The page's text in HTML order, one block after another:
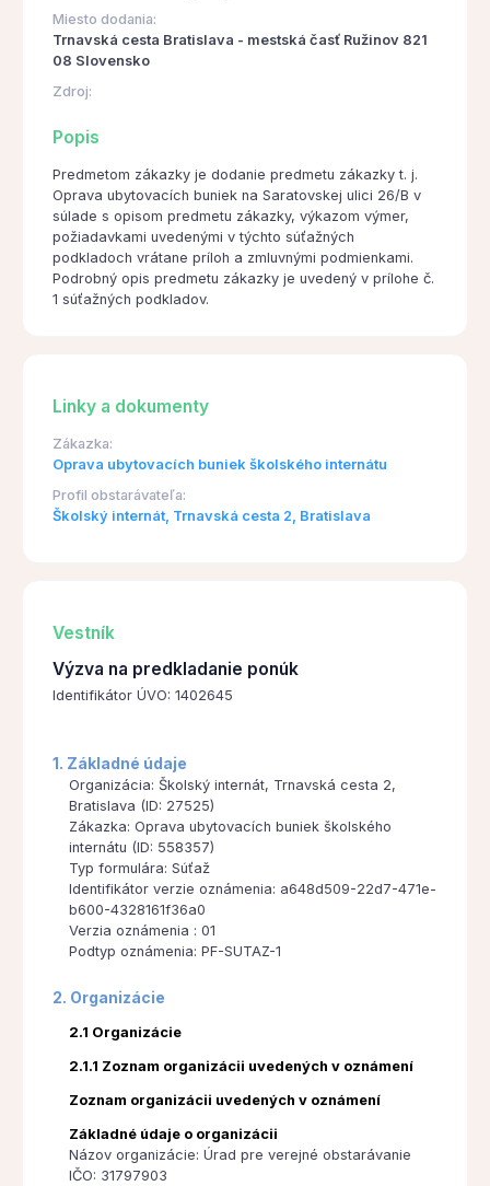
Miesto dodania:
Trnavská cesta Bratislava - mestská časť Ružinov 821
08 Slovensko
Zdroj:
Popis
Predmetom zákazky je dodanie predmetu zákazky t. j.
Oprava ubytovacích buniek na Saratovskej ulici 26/B v
súlade s opisom predmetu zákazky, výkazom výmer,
požiadavkami uvedenými v týchto súťažných
podkladoch vrátane príloh a zmluvnými podmienkami.
Podrobný opis predmetu zákazky je uvedený v prílohe č.
1 súťažných podkladov.
Linky a dokumenty
Zákazka:
Oprava ubytovacích buniek školského internátu
Profil obstarávateľa:
Školský internát, Trnavská cesta 2, Bratislava
Vestník
Výzva na predkladanie ponúk
Identifikátor ÚVO: 1402645
1. Základné údaje
Organizácia: Školský internát, Trnavská cesta 2,
Bratislava (ID: 27525)
Zákazka: Oprava ubytovacích buniek školského
internátu (ID: 558357)
Typ formulára: Súťaž
Identifikátor verzie oznámenia: a648d509-22d7-471e-
b600-4328161f36a0
Verzia oznámenia : 01
Podtyp oznámenia: PF-SUTAZ-1
2. Organizácie
2.1 Organizácie
2.1.1 Zoznam organizácii uvedených v oznámení
Zoznam organizácii uvedených v oznámení
Základné údaje o organizácii
Názov organizácie: Úrad pre verejné obstarávanie
IČO: 31797903